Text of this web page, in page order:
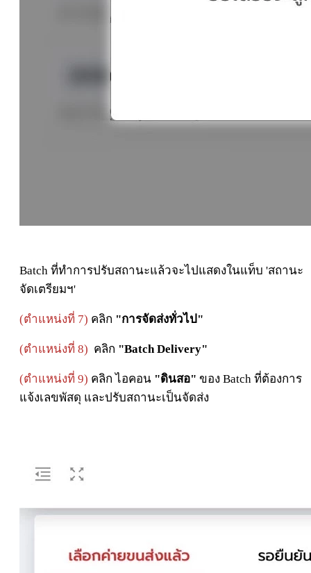
Batch ที่ทำการปรับสถานะแล้วจะไปแสดงในแท็บ 'สถานะ
จัดเตรียมฯ'
(ตำแหน่งที่ 7) คลิก "การจัดส่งทั่วไป"
(ตำแหน่งที่ 8) คลิก "Batch Delivery"
(ตำแหน่งที่ 9) คลิก ไอคอน "ดินสอ" ของ Batch ที่ต้องการ
แจ้งเลขพัสดุ และปรับสถานะเป็นจัดส่ง